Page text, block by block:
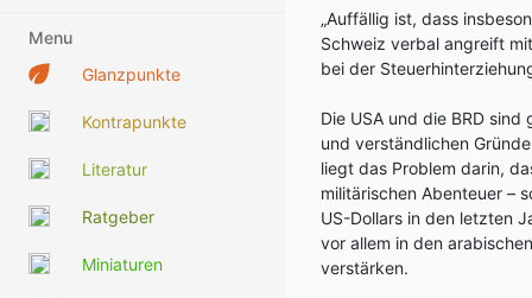
Menu
Glanzpunkte
Kontrapunkte
Literatur
Ratgeber
Miniaturen
„Auffällig ist, dass
Schweiz verbal angreift
bei der
Die USA und die BRD
und verständlichen
liegt das Problem darin,
militärischen Abenteuer –
US-Dollars in den letzten
vor allem in den
verstärken.